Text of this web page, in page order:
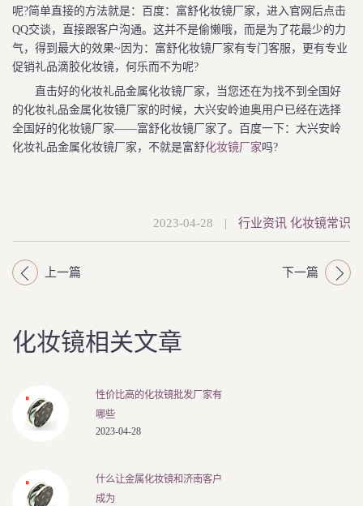
呢?简单直接的方法就是：百度：富舒化妆镜厂家，进入官网后点击
QQ交谈，直接跟客户沟通。这并不是偷懒哦，而是为了花最少的力
气，得到最大的效果~因为：富舒化妆镜厂家有专门客服，更有专业
促销礼品滴胶化妆镜，何乐而不为呢?
直击好的化妆礼品金属化妆镜厂家，当您还在为找不到全国好
的化妆礼品金属化妆镜厂家的时候，大兴安岭迪奥用户已经在选择
全国好的化妆镜厂家——富舒化妆镜厂家了。百度一下：大兴安岭
化妆礼品金属化妆镜厂家，不就是富舒化妆镜厂家吗?
2023-04-28 | 行业资讯 化妆镜常识
上一篇 下一篇
化妆镜相关文章
性价比高的化妆镜批发厂家有
哪些
2023-04-28
什么让金属化妆镜和济南客户
成为